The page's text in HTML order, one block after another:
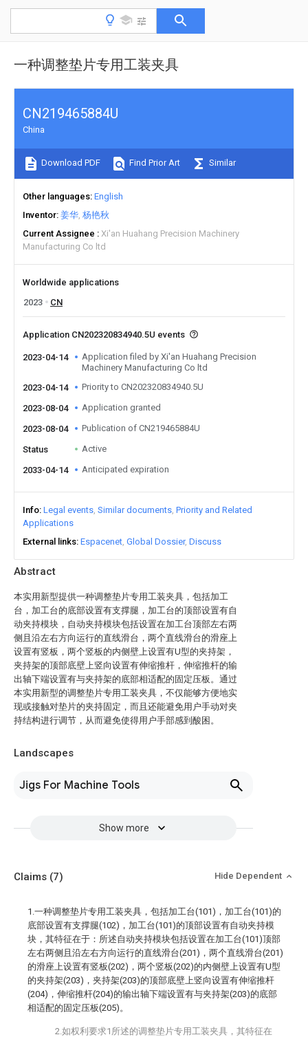
一种调整垫片专用工装夹具
Abstract
本实用新型提供一种调整垫片专用工装夹具，包括加工
台，加工台的底部设置有支撑腿，加工台的顶部设置有自
动夹持模块，自动夹持模块包括设置在加工台顶部左右两
侧且沿左右方向运行的直线滑台，两个直线滑台的滑座上
设置有竖板，两个竖板的内侧壁上设置有U型的夹持架，
夹持架的顶部底壁上竖向设置有伸缩推杆，伸缩推杆的输
出轴下端设置有与夹持架的底部相适配的固定压板。通过
本实用新型的调整垫片专用工装夹具，不仅能够方便地实
现或接触对垫片的夹持固定，而且还能避免用户手动对夹
持结构进行调节，从而避免使得用户手部感到酸困。
Landscapes
Jigs For Machine Tools
Show more
CN219465884U
China
Download PDF Find Prior Art Similar
Other languages English
Inventor 姜华 杨艳秋
Current Assignee
Xi'an Huahang Precision Machinery
Manufacturing Co ltd
Worldwide applications
2023
CN
Application CN202320834940.5U events
2023-04-14
Application filed by Xi'an Huahang Precision
Machinery Manufacturing Co ltd
2023-04-14
Priority to CN202320834940.5U
2023-08-04 Application granted
2023-08-04 Publication of CN219465884U
Status Active
2033-04-14 Anticipated expiration
Info Legal events Similar documents Priority and Related
Applications
External links Espacenet Global Dossier Discuss
Claims (7) Hide Dependent
1.一种调整垫片专用工装夹具，包括加工台(101)，加工台(101)的
底部设置有支撑腿(102)，加工台(101)的顶部设置有自动夹持模
块，其特征在于：所述自动夹持模块包括设置在加工台(101)顶部
左右两侧且沿左右方向运行的直线滑台(201)，两个直线滑台(201)
的滑座上设置有竖板(202)，两个竖板(202)的内侧壁上设置有U型
的夹持架(203)，夹持架(203)的顶部底壁上竖向设置有伸缩推杆
(204)，伸缩推杆(204)的输出轴下端设置有与夹持架(203)的底部
相适配的固定压板(205)。
2.如权利要求1所述的调整垫片专用工装夹具，其特征在